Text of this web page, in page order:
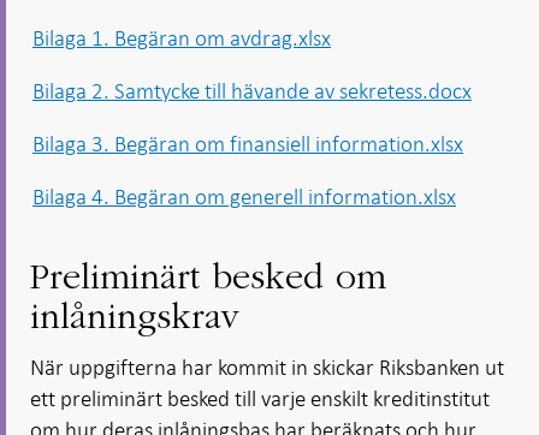
Bilaga 1. Begäran om avdrag.xlsx
Bilaga 2. Samtycke till hävande av sekretess.docx
Bilaga 3. Begäran om finansiell information.xlsx
Bilaga 4. Begäran om generell information.xlsx
Preliminärt besked om
inlåningskrav
När uppgifterna har kommit in skickar Riksbanken ut
ett preliminärt besked till varje enskilt kreditinstitut